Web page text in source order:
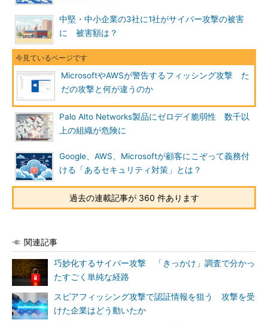
中堅・中小企業の3社に1社がサイバー攻撃の被害
に 被害額は？
MicrosoftやAWSが警告するフィッシング攻撃 た
だの攻撃と何が違うのか
Palo Alto Networks製品にゼロデイ脆弱性 数千以
上の組織が危険に
Google、AWS、Microsoftが顧客にこぞって義務付
ける「あるセキュリティ対策」とは？
過去の連載記事が 360 件あります
関連記事
巧妙化するサイバー攻撃 「きっかけ」調査で分かっ
たすごく単純な経路
スピアフィッシング攻撃で認証情報を狙う 攻撃を受
けた企業はどう動いたか